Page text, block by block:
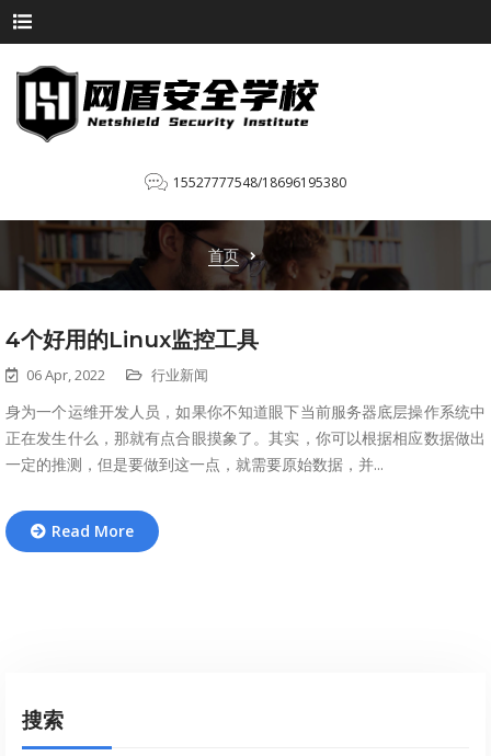
15527777548/18696195380
首页
4个好用的Linux监控工具
06 Apr, 2022 行业新闻
身为一个运维开发人员，如果你不知道眼下当前服务器底层操作系统中
正在发生什么，那就有点合眼摸象了。其实，你可以根据相应数据做出
一定的推测，但是要做到这一点，就需要原始数据，并...
Read More
搜索